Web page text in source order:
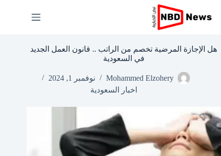
إلى
المحتوى
هل الإجازة المرضية تخصم من الراتب .. قانون العمل الجديد
في السعودية
Mohammed Elzohery
نوفمبر 1, 2024
اخبار السعودية